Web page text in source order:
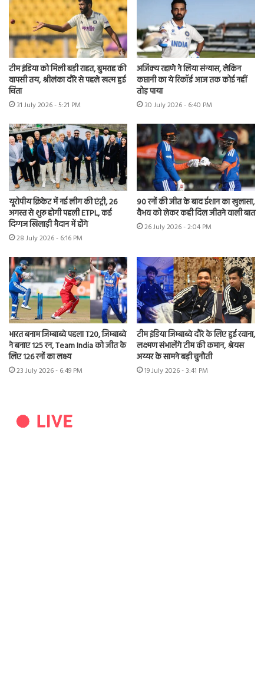
टीम इंडिया को मिली बड़ी राहत, बुमराह की
वापसी तय, श्रीलंका दौरे से पहले खत्म हुई
चिंता
31 July 2026 - 5:21 PM
अजिंक्य रहाणे ने लिया संन्यास, लेकिन
कप्तानी का ये रिकॉर्ड आज तक कोई नहीं
तोड़ पाया
30 July 2026 - 6:40 PM
यूरोपीय क्रिकेट में नई लीग की एंट्री, 26
अगस्त से शुरू होगी पहली ETPL, कई
दिग्गज खिलाड़ी मैदान में होंगे
28 July 2026 - 6:16 PM
90 रनों की जीत के बाद ईशान का खुलासा,
वैभव को लेकर कही दिल जीतने वाली बात
26 July 2026 - 2:04 PM
भारत बनाम जिम्बाब्वे पहला T20, जिम्बाब्वे
ने बनाए 125 रन, Team India को जीत के
लिए 126 रनों का लक्ष्य
23 July 2026 - 6:49 PM
टीम इंडिया जिम्बाब्वे दौरे के लिए हुई रवाना,
लक्ष्मण संभालेंगे टीम की कमान, श्रेयस
अय्यर के सामने बड़ी चुनौती
19 July 2026 - 3:41 PM